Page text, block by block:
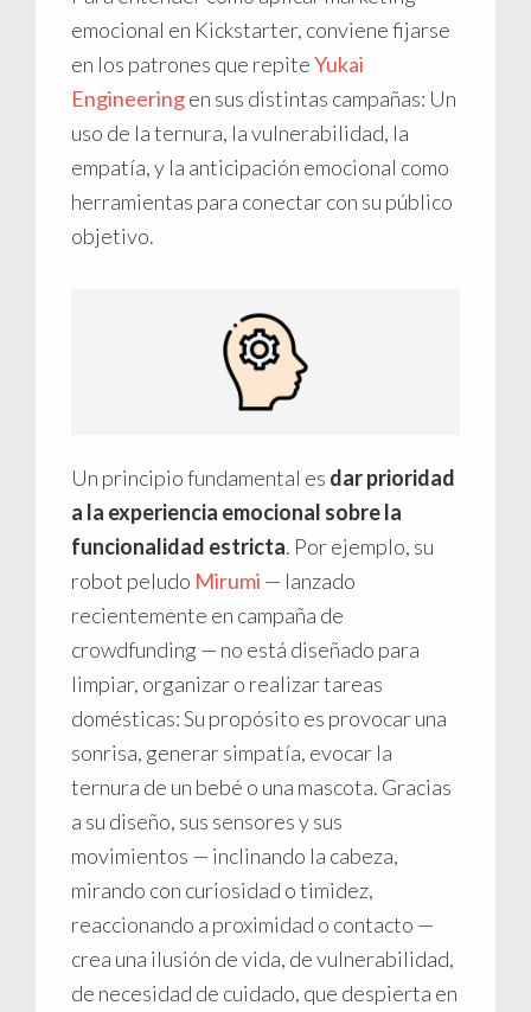
emocional en Kickstarter, conviene fijarse
en los patrones que repiteYukai
Engineeringen sus distintas campañas: Un
uso de la ternura, la vulnerabilidad, la
empatía, y la anticipación emocional como
herramientas para conectar con su público
objetivo.
Un principio fundamental es dar prioridad
a la experiencia emocional sobre la
funcionalidad estricta. Por ejemplo, su
robot peludo Mirumi — lanzado
recientemente en campaña de
crowdfunding — no está diseñado para
limpiar, organizar o realizar tareas
domésticas: Su propósito es provocar una
sonrisa, generar simpatía, evocar la
ternura de un bebé o una mascota. Gracias
a su diseño, sus sensores y sus
movimientos — inclinando la cabeza,
mirando con curiosidad o timidez,
reaccionando a proximidad o contacto —
crea una ilusión de vida, de vulnerabilidad,
de necesidad de cuidado, que despierta en